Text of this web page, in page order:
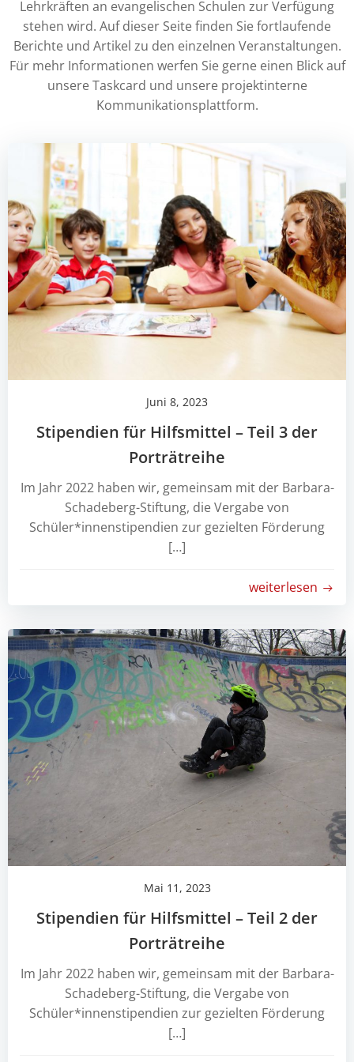
Lehrkräften an evangelischen Schulen zur Verfügung
stehen wird. Auf dieser Seite finden Sie fortlaufende
Berichte und Artikel zu den einzelnen Veranstaltungen.
Für mehr Informationen werfen Sie gerne einen Blick auf
unsere Taskcard und unsere projektinterne
Kommunikationsplattform.
Juni 8, 2023
Stipendien für Hilfsmittel – Teil 3 der
Porträtreihe
Im Jahr 2022 haben wir, gemeinsam mit der Barbara-
Schadeberg-Stiftung, die Vergabe von
Schüler*innenstipendien zur gezielten Förderung
[…]
weiterlesen
Mai 11, 2023
Stipendien für Hilfsmittel – Teil 2 der
Porträtreihe
Im Jahr 2022 haben wir, gemeinsam mit der Barbara-
Schadeberg-Stiftung, die Vergabe von
Schüler*innenstipendien zur gezielten Förderung
[…]